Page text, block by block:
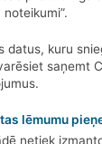
datus, kuru
saņemt
lēmumu
netiek